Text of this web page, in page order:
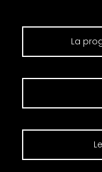
La